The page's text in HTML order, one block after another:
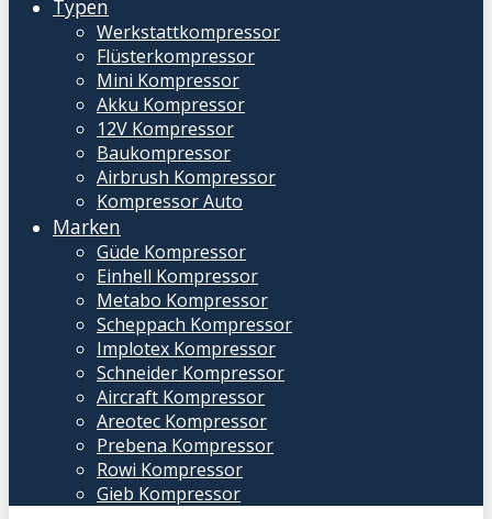
Typen
Werkstattkompressor
Flüsterkompressor
Mini Kompressor
Akku Kompressor
12V Kompressor
Baukompressor
Airbrush Kompressor
Kompressor Auto
Marken
Güde Kompressor
Einhell Kompressor
Metabo Kompressor
Scheppach Kompressor
Implotex Kompressor
Schneider Kompressor
Aircraft Kompressor
Areotec Kompressor
Prebena Kompressor
Rowi Kompressor
Gieb Kompressor